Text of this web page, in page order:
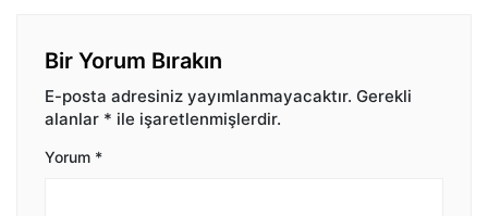
Bir Yorum Bırakın
E-posta adresiniz yayımlanmayacaktır. Gerekli
alanlar * ile işaretlenmişlerdir.
Yorum *